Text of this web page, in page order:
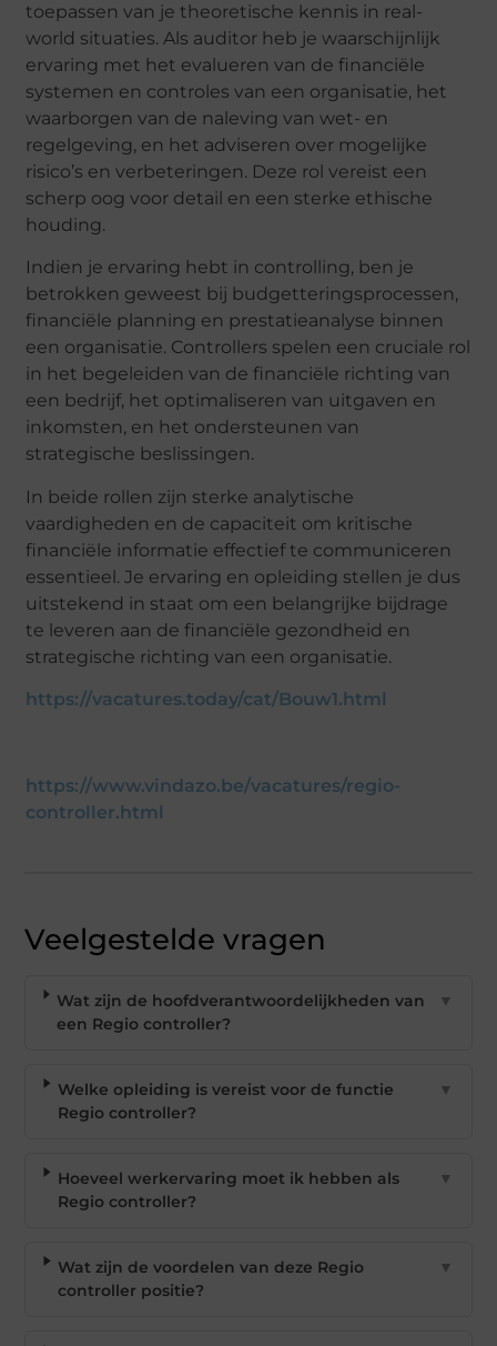
toepassen van je theoretische kennis in real-
world situaties. Als auditor heb je waarschijnlijk
ervaring met het evalueren van de financiële
systemen en controles van een organisatie, het
waarborgen van de naleving van wet- en
regelgeving, en het adviseren over mogelijke
risico’s en verbeteringen. Deze rol vereist een
scherp oog voor detail en een sterke ethische
houding.
Indien je ervaring hebt in controlling, ben je
betrokken geweest bij budgetteringsprocessen,
financiële planning en prestatieanalyse binnen
een organisatie. Controllers spelen een cruciale rol
in het begeleiden van de financiële richting van
een bedrijf, het optimaliseren van uitgaven en
inkomsten, en het ondersteunen van
strategische beslissingen.
In beide rollen zijn sterke analytische
vaardigheden en de capaciteit om kritische
financiële informatie effectief te communiceren
essentieel. Je ervaring en opleiding stellen je dus
uitstekend in staat om een belangrijke bijdrage
te leveren aan de financiële gezondheid en
strategische richting van een organisatie.
https://vacatures.today/cat/Bouw1.html
https://www.vindazo.be/vacatures/regio-
controller.html
Veelgestelde vragen
Wat zijn de hoofdverantwoordelijkheden van
een Regio controller?
▼
Welke opleiding is vereist voor de functie
Regio controller?
▼
Hoeveel werkervaring moet ik hebben als
Regio controller?
▼
Wat zijn de voordelen van deze Regio
controller positie?
▼